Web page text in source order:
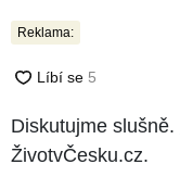
Reklama:
Diskutujme slušně.
ŽivotvČesku.cz.